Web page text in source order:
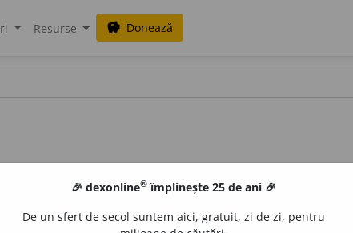
Resurse savings Donează
🎉 dexonline® împlinește 25 de ani 🎉
De un sfert de secol suntem aici, gratuit, zi de zi, pentru